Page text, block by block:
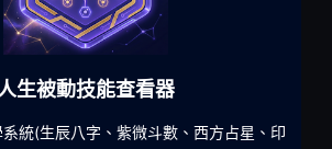
六合彩發達神器
萬個低概率中獎組合，提高中獎率